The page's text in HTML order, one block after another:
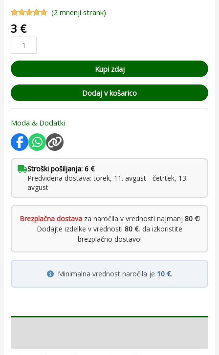
Ocenjeno z
5.00od 5
na podlagi
ocene
2
strank
(2 mnenji strank)
3 €
Kupi zdaj
Dodaj v košarico
Moda & Dodatki
Stroški pošiljanja: 6 €
Predvidena dostava: torek, 11. avgust - četrtek, 13.
avgust
Brezplačna dostavaza naročila v vrednosti najmanj 80 €!
Dodajte izdelke v vrednosti 80 €, da izkoristite
brezplačno dostavo!
Minimalna vrednost naročila je 10 €.